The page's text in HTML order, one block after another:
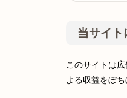
当サイト
このサイトは
よる収益をぼち